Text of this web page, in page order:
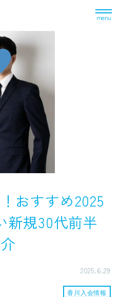
menu
おすすめ2025
新規30代前半
2025.6.29
香川入会情報